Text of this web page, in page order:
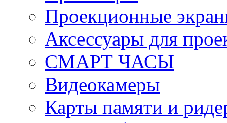
Проекционные
Аксессуары для
СМАРТ ЧАСЫ
Видеокамеры
Карты памяти и